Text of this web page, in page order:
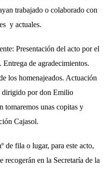
trabajado o colaborado con
y actuales.
Presentación del acto por el
de agradecimientos.
los homenajeados. Actuación
por don Emilio
tomaremos unas copitas y
Cajasol.
de fila o lugar, para este acto,
recogerán en la Secretaría de la